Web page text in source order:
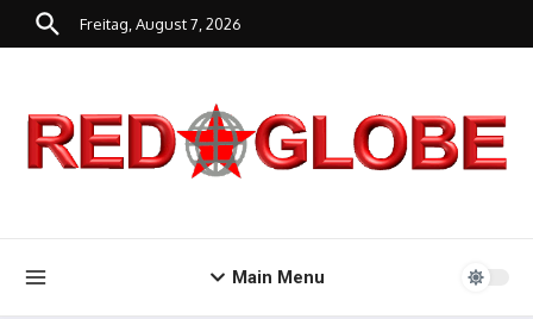
Zum Inhalt springen
Freitag, August 7, 2026
Main Menu